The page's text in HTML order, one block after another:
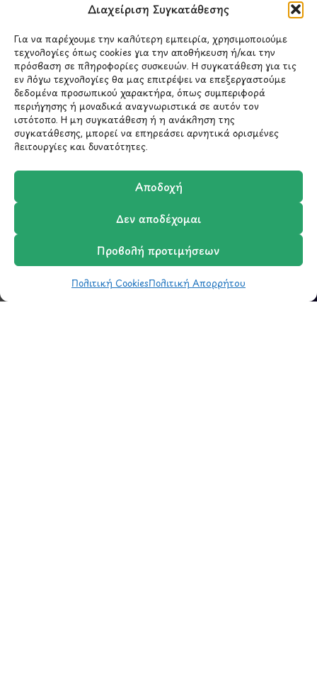
Διαχείριση Συγκατάθεσης
Για να παρέχουμε την καλύτερη εμπειρία, χρησιμοποιούμε
τεχνολογίες όπως cookies για την αποθήκευση ή/και την
πρόσβαση σε πληροφορίες συσκευών. Η συγκατάθεση για τις
εν λόγω τεχνολογίες θα μας επιτρέψει να επεξεργαστούμε
δεδομένα προσωπικού χαρακτήρα, όπως συμπεριφορά
περιήγησης ή μοναδικά αναγνωριστικά σε αυτόν τον
ιστότοπο. Η μη συγκατάθεση ή η ανάκληση της
συγκατάθεσης, μπορεί να επηρεάσει αρνητικά ορισμένες
λειτουργίες και δυνατότητες.
Αποδοχή
Δεν αποδέχομαι
Προβολή προτιμήσεων
Πολιτική CookiesΠολιτική Απορρήτου
ΜΕΝΟΥ
Ο Λογαριασμός μου
Σύγκριση Προϊόντων
Wishlist
Καλάθι
Shop
ΣΧΕΤΙΚΑ ΜΕ ΕΜΑΣ
Σχετικά με εμάς
Επικοινωνία
WishlistΚαλάθιΣύγκριση
Ο Λογαριασμός μου